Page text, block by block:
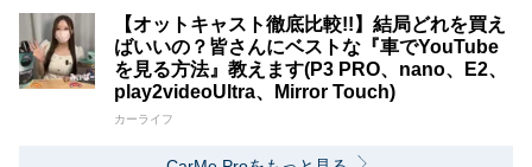
【オットキャスト徹底比較!!】結局どれを買え
ばいいの？皆さんにベストな『車でYouTube
を見る方法』教えます(P3 PRO、nano、E2、
play2videoUltra、Mirror Touch)
カーライフ